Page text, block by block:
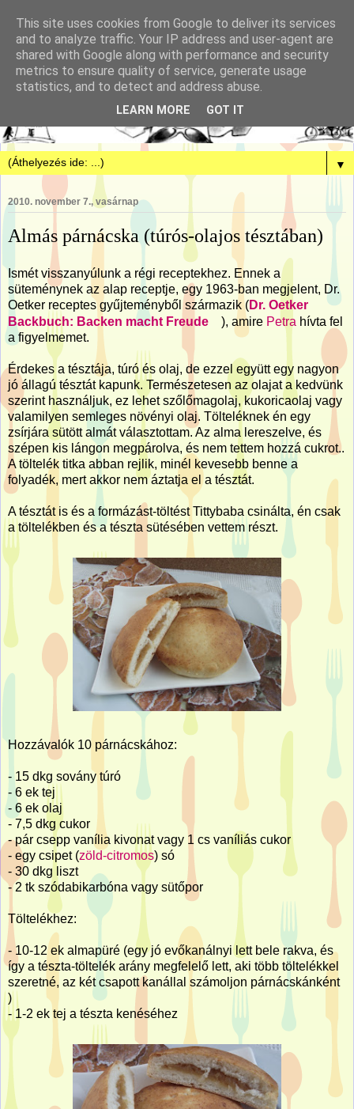
▼
2010. november 7., vasárnap
Almás párnácska (túrós-olajos tésztában)
Ismét visszanyúlunk a régi receptekhez. Ennek a
süteménynek az alap receptje, egy 1963-ban megjelent, Dr.
Oetker receptes gyűjteményből származik (Dr. Oetker
Backbuch: Backen macht Freude
), amire Petra hívta fel
a figyelmemet.
Érdekes a tésztája, túró és olaj, de ezzel együtt egy nagyon
jó állagú tésztát kapunk. Természetesen az olajat a kedvünk
szerint használjuk, ez lehet szőlőmagolaj, kukoricaolaj vagy
valamilyen semleges növényi olaj. Tölteléknek én egy
zsírjára sütött almát választottam. Az alma lereszelve, és
szépen kis lángon megpárolva, és nem tettem hozzá cukrot..
A töltelék titka abban rejlik, minél kevesebb benne a
folyadék, mert akkor nem áztatja el a tésztát.
A tésztát is és a formázást-töltést Tittybaba csinálta, én csak
a töltelékben és a tészta sütésében vettem részt.
Hozzávalók 10 párnácskához:
- 15 dkg sovány túró
- 6 ek tej
- 6 ek olaj
- 7,5 dkg cukor
- pár csepp vanília kivonat vagy 1 cs vaníliás cukor
- egy csipet (zöld-citromos) só
- 30 dkg liszt
- 2 tk szódabikarbóna vagy sütőpor
Töltelékhez:
- 10-12 ek almapüré (egy jó evőkanálnyi lett bele rakva, és
így a tészta-töltelék arány megfelelő lett, aki több töltelékkel
szeretné, az két csapott kanállal számoljon párnácskánként
)
- 1-2 ek tej a tészta kenéséhez
This site uses cookies from Google to deliver its services
and to analyze traffic. Your IP address and user-agent are
shared with Google along with performance and security
metrics to ensure quality of service, generate usage
statistics, and to detect and address abuse.
LEARN MORE GOT IT